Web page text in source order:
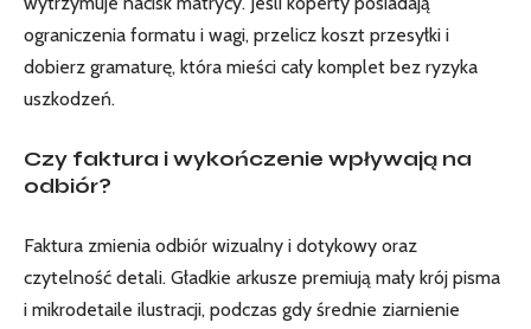
ograniczenia formatu i wagi, przelicz koszt przesyłki i
dobierz gramaturę, która mieści cały komplet bez ryzyka
uszkodzeń.
Czy faktura i wykończenie wpływają na
odbiór?
Faktura zmienia odbiór wizualny i dotykowy oraz
czytelność detali. Gładkie arkusze premiują mały krój pisma
i mikrodetaile ilustracji, podczas gdy średnie ziarnienie